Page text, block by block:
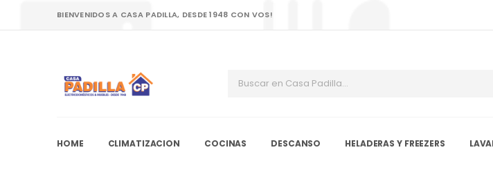
BIENVENIDOS A CASA PADILLA, DESDE 1948 CON VOS!
HOME CLIMATIZACION COCINAS DESCANSO HELADERAS Y FREEZERS